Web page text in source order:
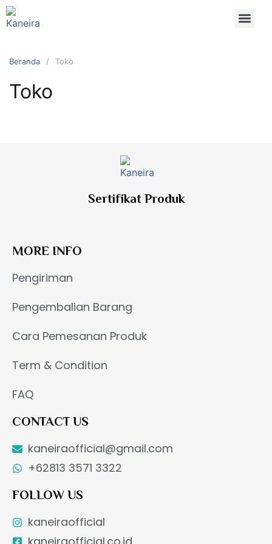
Beranda Toko
Toko
Sertifikat Produk
MORE INFO
Pengiriman
Pengembalian Barang
Cara Pemesanan Produk
Term & Condition
FAQ
CONTACT US
kaneiraofficial@gmail.com
+62813 3571 3322
FOLLOW US
kaneiraofficial